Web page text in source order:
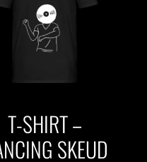
T-SHIRT –
SKEUD